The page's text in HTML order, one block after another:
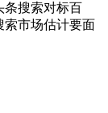
条搜索对标百
索市场估计要面